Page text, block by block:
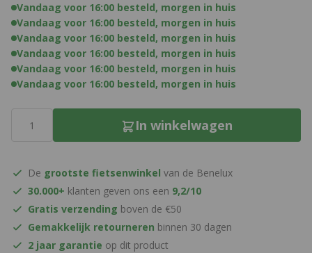
Vandaag voor 16:00 besteld, morgen in huis
Vandaag voor 16:00 besteld, morgen in huis
Vandaag voor 16:00 besteld, morgen in huis
Vandaag voor 16:00 besteld, morgen in huis
Vandaag voor 16:00 besteld, morgen in huis
Vandaag voor 16:00 besteld, morgen in huis
In winkelwagen
De grootste fietsenwinkel van de Benelux
30.000+ klanten geven ons een 9,2/10
Gratis verzending boven de €50
Gemakkelijk retourneren binnen 30 dagen
2 jaar garantie op dit product